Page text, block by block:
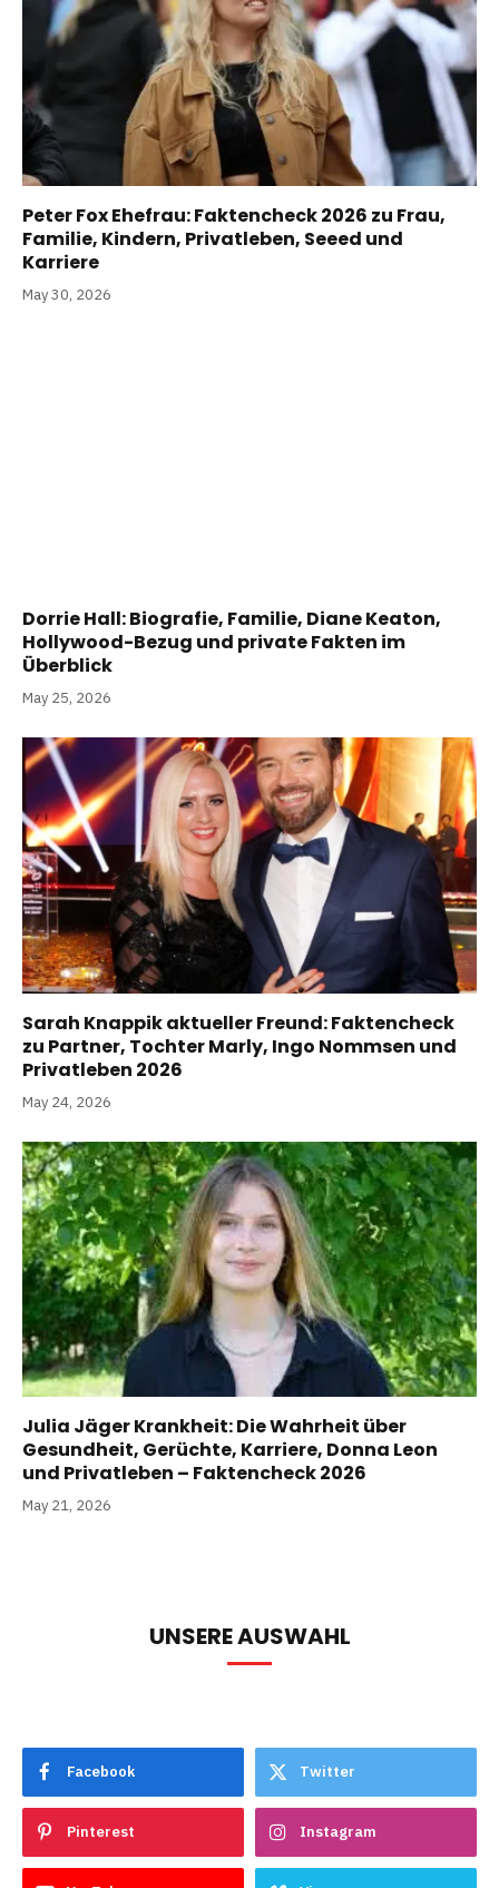
Peter Fox Ehefrau: Faktencheck 2026 zu Frau,
Familie, Kindern, Privatleben, Seeed und
Karriere
May 30, 2026
Dorrie Hall: Biografie, Familie, Diane Keaton,
Hollywood-Bezug und private Fakten im
Überblick
May 25, 2026
Sarah Knappik aktueller Freund: Faktencheck
zu Partner, Tochter Marly, Ingo Nommsen und
Privatleben 2026
May 24, 2026
Julia Jäger Krankheit: Die Wahrheit über
Gesundheit, Gerüchte, Karriere, Donna Leon
und Privatleben – Faktencheck 2026
May 21, 2026
UNSERE AUSWAHL
Facebook Twitter
Pinterest Instagram